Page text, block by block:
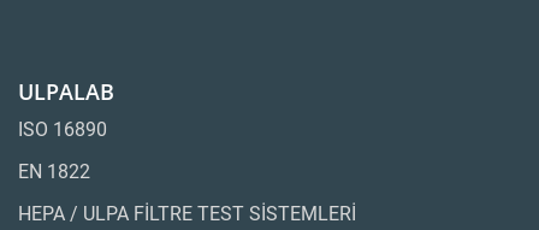
ULPALAB
ISO 16890
EN 1822
HEPA / ULPA FİLTRE TEST SİSTEMLERİ